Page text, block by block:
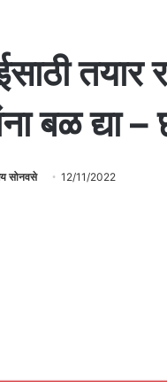
तयार
बळ
सोनवसे 12/11/2022